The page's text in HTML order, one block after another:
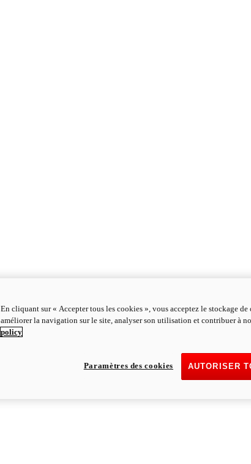
En cliquant sur « Accepter tous les cookies », vous acceptez le stockage
améliorer la navigation sur le site, analyser son utilisation et contribuer à
policy
AUTORISER
Paramètres des cookies